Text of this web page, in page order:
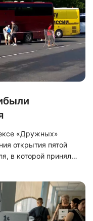
«Дружных»
открытия пятой
в которой принял
открытий», является
каникулы». В
мариупольских
их.